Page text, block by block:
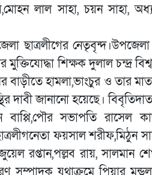
লাল সাহা, চয়ন সাহা,
ছাত্রলীগের নেতৃবৃন্দ।উপজেলা
মুক্তিযোদ্ধা শিক্ষক দুলাল চন্দ্র
বাড়ীতে হামলা,ভাংচুর ও তার
দাবী জানানো হয়েছে।
সভাপতি রাসেল
ফয়সাল শরীফ,মিঠুন
রপ্তান,পল্লব রায়, সালমান
সম্পাদক যথাক্রমে পিয়ার